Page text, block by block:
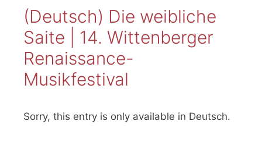
(Deutsch) Die weibliche
Saite | 14. Wittenberger
Renaissance-
Musikfestival
Sorry, this entry is only available in Deutsch.